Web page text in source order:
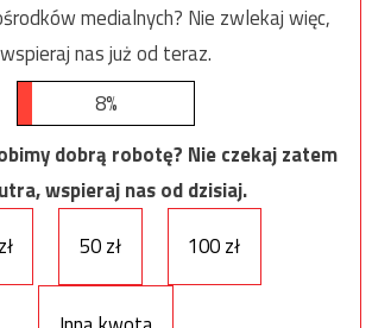
medialnych? Nie zwlekaj więc,
wspieraj nas już od teraz.
8%
dobrą robotę? Nie czekaj zatem
wspieraj nas od dzisiaj.
50 zł 100 zł